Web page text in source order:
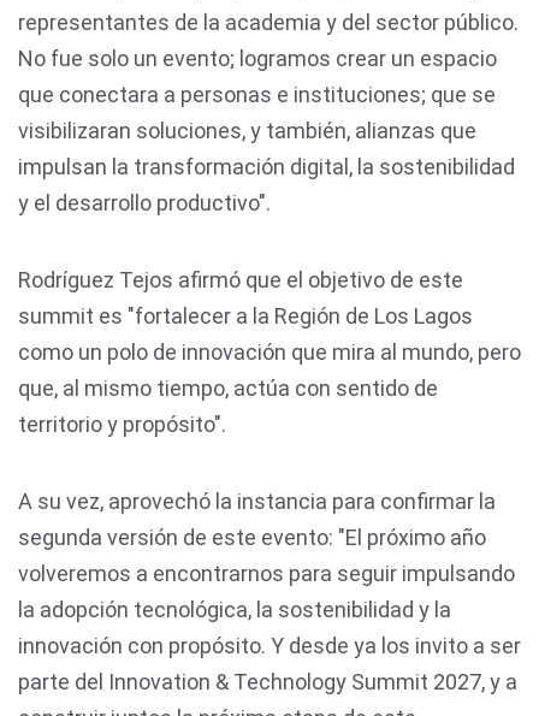
representantes de la academia y del sector público.
No fue solo un evento; logramos crear un espacio
que conectara a personas e instituciones; que se
visibilizaran soluciones, y también, alianzas que
impulsan la transformación digital, la sostenibilidad
y el desarrollo productivo".
Rodríguez Tejos afirmó que el objetivo de este
summit es "fortalecer a la Región de Los Lagos
como un polo de innovación que mira al mundo, pero
que, al mismo tiempo, actúa con sentido de
territorio y propósito".
A su vez, aprovechó la instancia para confirmar la
segunda versión de este evento: "El próximo año
volveremos a encontrarnos para seguir impulsando
la adopción tecnológica, la sostenibilidad y la
innovación con propósito. Y desde ya los invito a ser
parte del Innovation & Technology Summit 2027, y a